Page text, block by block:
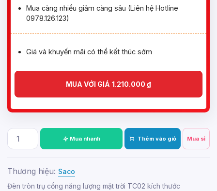
Mua càng nhiều giảm càng sâu (Liên hệ Hotline
0978.126.123)
Giá và khuyến mãi có thể kết thúc sớm
MUA VỚI GIÁ 1.210.000 ₫
Mua nhanh Thêm vào giỏ Mua sỉ
Thương hiệu: Saco
Đèn tròn trụ cổng năng lượng mặt trời TC02 kích thước